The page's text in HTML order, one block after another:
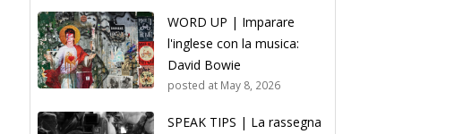
WORD UP | Imparare
l'inglese con la musica:
David Bowie
posted at May 8, 2026
SPEAK TIPS | La rassegna